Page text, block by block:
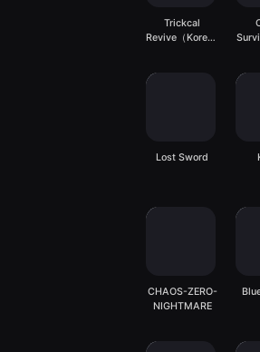
Trickcal
Revive（Korean
Lost Sword
CHAOS-ZERO-
NIGHTMARE